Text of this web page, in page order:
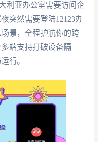
利亚办公室需要访问企
突然需要登陆12123办
景，全程护航你的跨
端支持打破设备隔
行。